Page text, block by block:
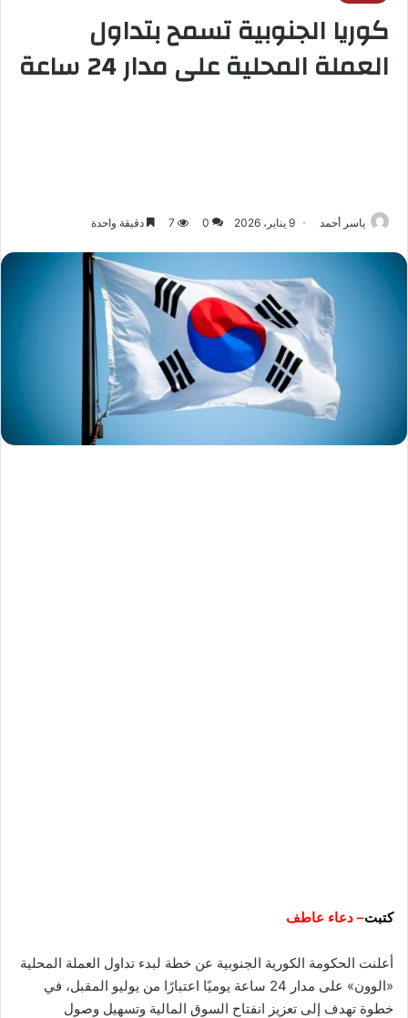
كوريا الجنوبية تسمح بتداول
العملة المحلية على مدار 24 ساعة
ياسر أحمد 9 يناير، 2026 0
7 دقيقة واحدة
كتبت– دعاء عاطف
أعلنت الحكومة الكورية الجنوبية عن خطة لبدء تداول العملة المحلية
«الوون» على مدار 24 ساعة يوميًا اعتبارًا من يوليو المقبل، في
خطوة تهدف إلى تعزيز انفتاح السوق المالية وتسهيل وصول